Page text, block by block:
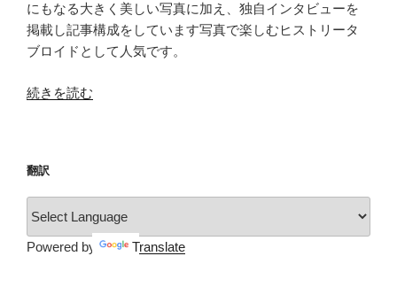
にもなる大きく美しい写真に加え、独自インタビューを
掲載し記事構成をしています写真で楽しむヒストリータ
ブロイドとして人気です。
“YOUPAPER（vol.15）”
続きを読む
翻訳
Powered by Translate